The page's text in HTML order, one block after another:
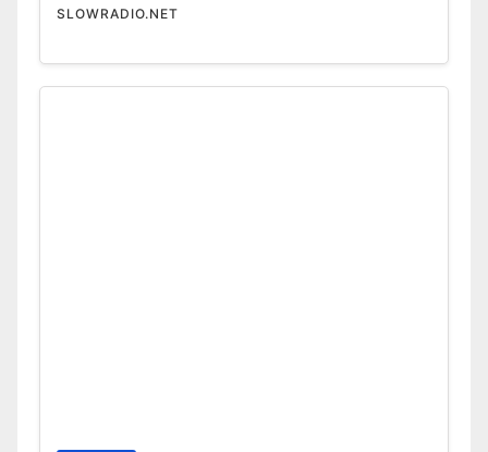
SLOWRADIO.NET